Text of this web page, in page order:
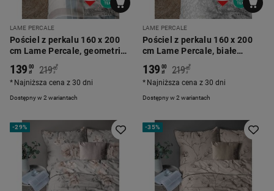
LAME PERCALE
Pościel z perkalu 160 x 200
cm Lame Percale, geometria,
Dostępny w 2 wariantach
139 00
zł 219 00
zł
*
Najniższa cena z 30 dni
LAME PERCALE
Pościel z perkalu 160 x 200
cm Lame Percale, białe
kwiaty, szara
Dostępny w 2 wariantach
139 00
zł 219 00
zł
*
Najniższa cena z 30 dni
-29% -35%